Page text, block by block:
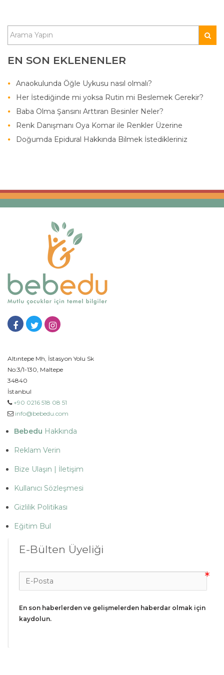
EN SON EKLENENLER
Anaokulunda Öğle Uykusu nasıl olmalı?
Her İstediğinde mi yoksa Rutin mi Beslemek Gerekir?
Baba Olma Şansını Arttıran Besinler Neler?
Renk Danışmanı Oya Komar ile Renkler Üzerine
Doğumda Epidural Hakkında Bilmek İstedikleriniz
Altıntepe Mh, İstasyon Yolu Sk
No:3/1-130, Maltepe
34840
İstanbul
+90 0216 518 08 51
info@bebedu.com
Bebedu Hakkında
Reklam Verin
Bize Ulaşın | İletişim
Kullanıcı Sözleşmesi
Gizlilik Politikası
Eğitim Bul
E-Bülten Üyeliği
En son haberlerden ve gelişmelerden haberdar olmak için
kaydolun.